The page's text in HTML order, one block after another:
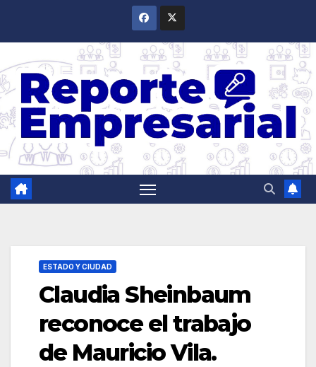
ESTADO Y CIUDAD
Claudia Sheinbaum
reconoce el trabajo
de Mauricio Vila.